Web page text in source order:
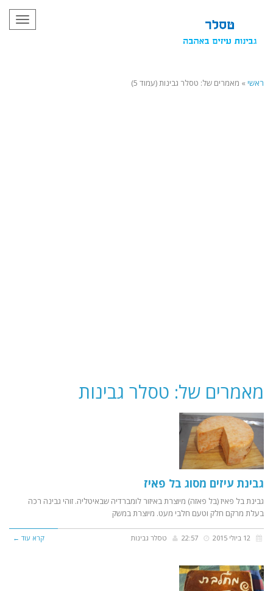
תפריט
ראשי » מאמרים של: טסלר גבינות (עמוד 5)
מאמרים של: טסלר גבינות
גבינת עיזים מסוג בל פאיז
גבינת בל פאיז (בל פאזה) מיוצרת באיזור לומברדיה שבאיטליה. זוהי גבינה רכה
בעלת מרקם חלק וטעם חלבי מעט. מיוצרת במשק
טסלר גבינות קרא עוד ←